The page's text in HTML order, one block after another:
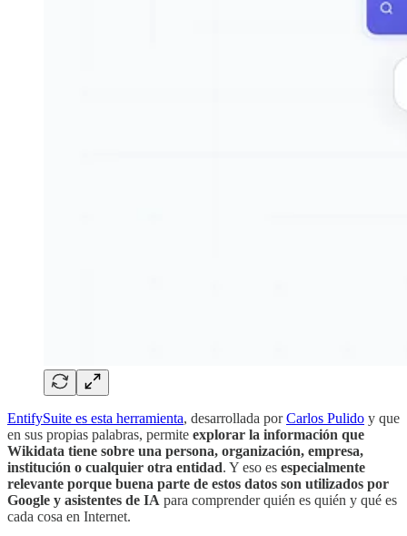
EntifySuite es esta herramienta, desarrollada porCarlos Pulido y que
en sus propias palabras, permite explorar la información que
Wikidata tiene sobre una persona, organización, empresa,
institución o cualquier otra entidad. Y eso es especialmente
relevante porque buena parte de estos datos son utilizados por
Google y asistentes de IA para comprender quién es quién y qué es
cada cosa en Internet.